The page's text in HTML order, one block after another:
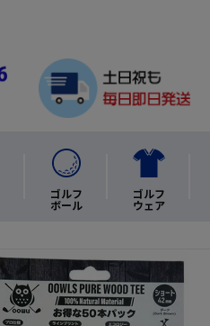
ゴルフ
ボール
ゴルフ
ウェア